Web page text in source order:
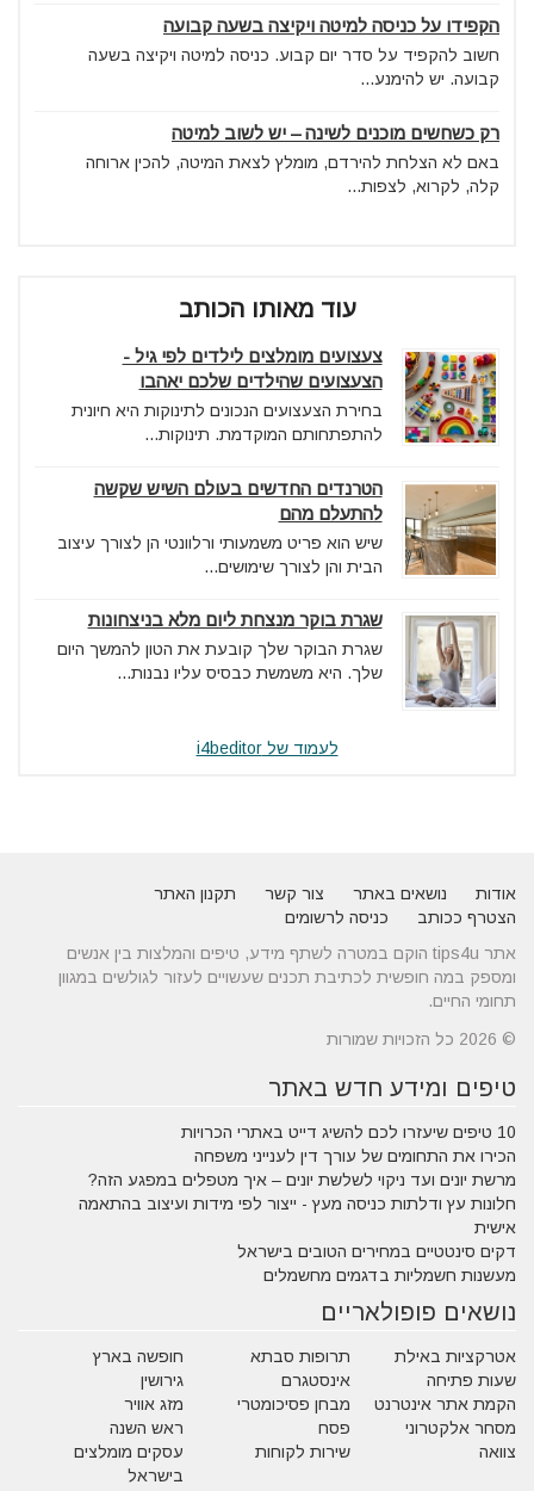
הקפידו על כניסה למיטה ויקיצה בשעה קבועה
חשוב להקפיד על סדר יום קבוע. כניסה למיטה ויקיצה בשעה
קבועה. יש להימנע...
רק כשחשים מוכנים לשינה – יש לשוב למיטה
באם לא הצלחת להירדם, מומלץ לצאת המיטה, להכין ארוחה
קלה, לקרוא, לצפות...
עוד מאותו הכותב
צעצועים מומלצים לילדים לפי גיל -
הצעצועים שהילדים שלכם יאהבו
בחירת הצעצועים הנכונים לתינוקות היא חיונית
להתפתחותם המוקדמת. תינוקות...
הטרנדים החדשים בעולם השיש שקשה
להתעלם מהם
שיש הוא פריט משמעותי ורלוונטי הן לצורך עיצוב
הבית והן לצורך שימושים...
שגרת בוקר מנצחת ליום מלא בניצחונות
שגרת הבוקר שלך קובעת את הטון להמשך היום
שלך. היא משמשת כבסיס עליו נבנות...
לעמוד של i4beditor
אודות נושאים באתר צור קשר
תקנון האתר
הצטרף ככותב
כניסה לרשומים
אתר tips4u הוקם במטרה לשתף מידע, טיפים והמלצות בין אנשים
ומספק במה חופשית לכתיבת תכנים שעשויים לעזור לגולשים במגוון
תחומי החיים.
© 2026 כל הזכויות שמורות
טיפים ומידע חדש באתר
10 טיפים שיעזרו לכם להשיג דייט באתרי הכרויות
הכירו את התחומים של עורך דין לענייני משפחה
מרשת יונים ועד ניקוי לשלשת יונים – איך מטפלים במפגע הזה?
חלונות עץ ודלתות כניסה מעץ - ייצור לפי מידות ועיצוב בהתאמה
אישית
דקים סינטטיים במחירים הטובים בישראל
מעשנות חשמליות בדגמים מחשמלים
נושאים פופולאריים
אטרקציות באילת תרופות סבתא
חופשה בארץ
שעות פתיחה
אינסטגרם
גירושין
הקמת אתר אינטרנט
מבחן פסיכומטרי
מזג אוויר
מסחר אלקטרוני
פסח
ראש השנה
צוואה
שירות לקוחות
עסקים מומלצים
בישראל